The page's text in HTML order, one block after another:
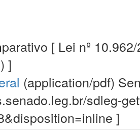
[ Lei nº
]
(application/pdf)
sdleg-
]